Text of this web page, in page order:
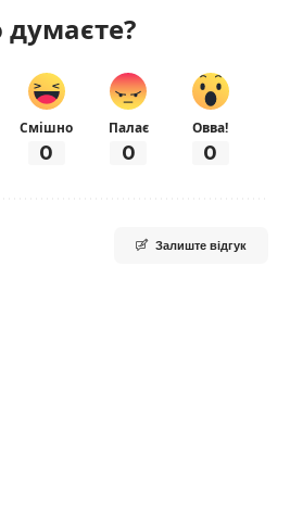
Смішно
0
Палає
0
Овва!
0
Залиште відгук